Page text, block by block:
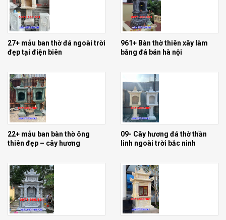
01mẫu cây hương thở thần linh trước nhà
27+ mẫu ban thờ đá ngoài trời
đẹp tại điện biên
961+ Bàn thờ thiên xây làm
bằng đá bán hà nội
22+ mẫu ban bàn thờ ông
thiên đẹp – cây hương
09- Cây hương đá thờ thần
linh ngoài trời bắc ninh